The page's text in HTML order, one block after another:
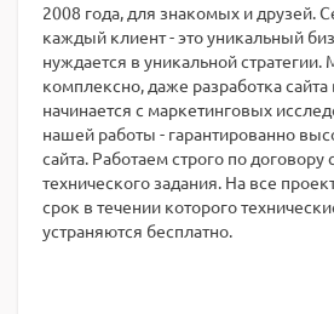
2008 года, для знакомых и друзей.
каждый клиент - это уникальный
нуждается в уникальной
комплексно, даже разработка
начинается с маркетинговых
нашей работы - гарантированно
сайта. Работаем строго по договору
технического задания. На все
срок в течении которого
устраняются бесплатно.